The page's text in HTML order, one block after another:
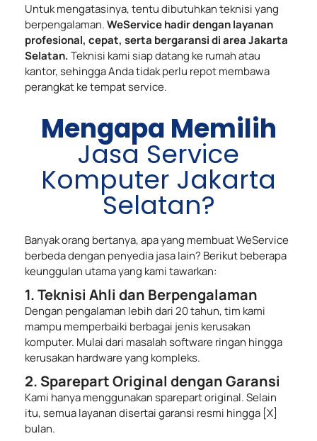
Untuk mengatasinya, tentu dibutuhkan teknisi yang
berpengalaman.WeService hadir dengan layanan
profesional, cepat, serta bergaransi di area Jakarta
Selatan.Teknisi kami siap datang ke rumah atau
kantor, sehingga Anda tidak perlu repot membawa
perangkat ke tempat service.
Mengapa Memilih
Jasa Service
Komputer Jakarta
Selatan?
Banyak orang bertanya, apa yang membuat WeService
berbeda dengan penyedia jasa lain? Berikut beberapa
keunggulan utama yang kami tawarkan:
1. Teknisi Ahli dan Berpengalaman
Dengan pengalaman lebih dari 20 tahun, tim kami
mampu memperbaiki berbagai jenis kerusakan
komputer. Mulai dari masalah software ringan hingga
kerusakan hardware yang kompleks.
2. Sparepart Original dengan Garansi
Kami hanya menggunakan sparepart original. Selain
itu, semua layanan disertai garansi resmi hingga [X]
bulan.